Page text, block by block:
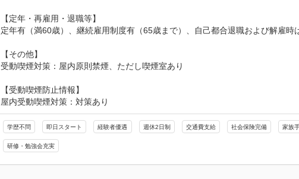
【定年・再雇用・退職等】
定年有（満60歳）、継続雇用制度有（65歳まで）、自己都合退職および解雇時
【その他】
受動喫煙対策：屋内原則禁煙、ただし喫煙室あり
【受動喫煙防止情報】
屋内受動喫煙対策：対策あり
学歴不問 即日スタート 経験者優遇 週休2日制 交通費支給 社会保険完備 家族
研修・勉強会充実